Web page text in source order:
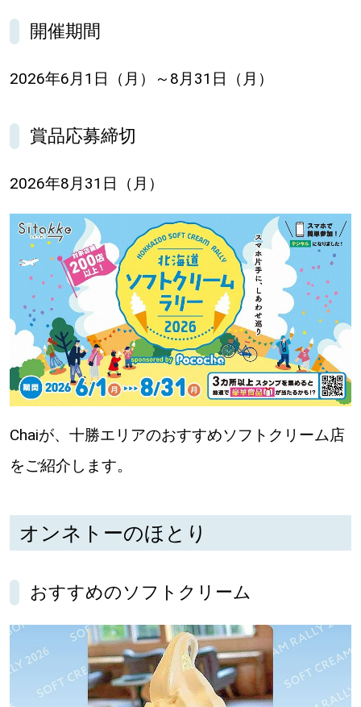
北海道で暮らす、あなたとつくる、
明日への”きっかけ”WEBマガジン
運営会社 広告掲載
情報提供・お問い合わせ 利用規約
プライバシーポリシー
Sitakke編集部 IKU
【暮らしの知恵を身につけたい】
【札幌のお気に入りを見つけたい】
【道央のお気に入りを見つけたい】
【道北のお気に入りを見つけたい】
【道東のお気に入りを見つけたい】
開催期間
2026年6月1日（月）～8月31日（月）
賞品応募締切
2026年8月31日（月）
Chaiが、十勝エリアのおすすめソフトクリーム店
をご紹介します。
オンネトーのほとり
おすすめのソフトクリーム